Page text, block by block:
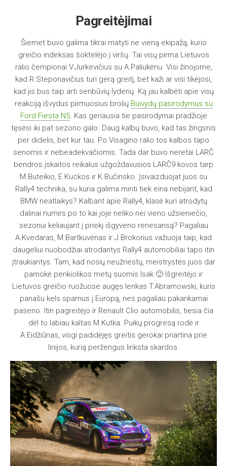
Pagreitėjimai
Šiemet buvo galima tikrai matyti ne vieną ekipažą, kurio
greičio indeksas šoktelėjo į viršų. Tai visų pirma Lietuvos
ralio čempionai V.Jurkevičius su A.Paliukėnu. Visi žinojome,
kad R.Steponavičius turi gerą greitį, bet kaži ar visi tikėjosi,
kad jis bus taip arti senbūvių lyderių. Ką jau kalbėti apie visų
reakciją išvydus pirmuosius brolių Buivydų pasirodymus su
Ford Fiesta N5. Kas geriausia tie pasirodymai pradžioje
tęsėsi iki pat sezono galo. Daug kalbų buvo, kad tas žingsnis
per didelis, bet kur tau. Po Visagino ralio tos kalbos tapo
senomis ir nebeadekvačiomis. Tada dar buvo neretai LARČ
bendros įskaitos reikalus užgoždavusios LARČ9 kovos tarp
M.Buteikio, E.Kuckos ir K.Bučinsko. Įsivaizduojat juos su
Rally4 technika, su kuria galima minti tiek eina nebijant, kad
BMW neatlaikys? Kalbant apie Rally4, klasė kuri atrodytų
dalinai numirs po to kai joje neliko nei vieno užsieniečio,
sezonui keliaujant į priekį išgyveno renesansą? Pagaliau
A.Kvedaras, M.Bartkuvėnas ir J.Brokorius važiuoja taip, kad
daugeliui nuobodžiai atrodantys Rally4 automobiliai tapo itin
įtraukiantys. Tam, kad nosių neužriestų, meistrystės juos dar
pamokė penkiolikos metų suomis Isak 🙂 Išgreitėjo ir
Lietuvos greičio ruožuose augęs lenkas T.Abramowski, kuris
panašu kels sparnus į Europą, nes pagaliau pakankamai
paseno. Itin pagreitėjo ir Renault Clio automobilis, tiesia čia
dėl to labiau kaltas M.Kutka. Puikų progresą rodė ir
A.Eidžiūnas, visgi padidėjęs greitis gerokai priartina prie
linijos, kurią peržengus linksta skardos.